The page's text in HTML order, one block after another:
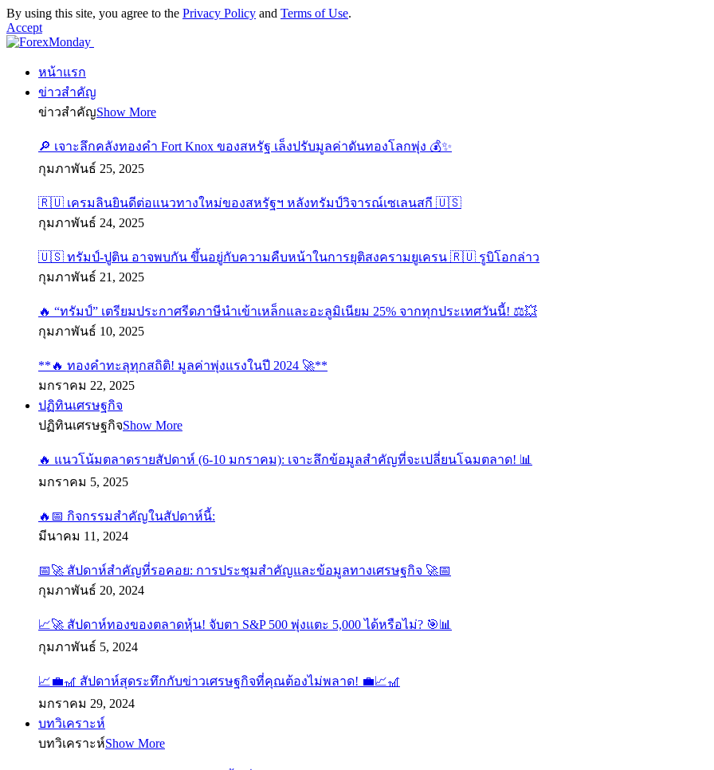
By using this site, you agree to the Privacy Policy and Terms of Use.
Accept
หน้าแรก
ข่าวสำคัญ
ข่าวสำคัญShow More
🔎 เจาะลึกคลังทองคำ Fort Knox ของสหรัฐ เล็งปรับมูลค่าดันทองโลกพุ่ง 💰✨
กุมภาพันธ์ 25, 2025
🇷🇺 เครมลินยินดีต่อแนวทางใหม่ของสหรัฐฯ หลังทรัมป์วิจารณ์เซเลนสกี 🇺🇸
กุมภาพันธ์ 24, 2025
🇺🇸 ทรัมป์-ปูติน อาจพบกัน ขึ้นอยู่กับความคืบหน้าในการยุติสงครามยูเครน 🇷🇺 รูบิโอกล่าว
กุมภาพันธ์ 21, 2025
🔥 “ทรัมป์” เตรียมประกาศรีดภาษีนำเข้าเหล็กและอะลูมิเนียม 25% จากทุกประเทศวันนี้! ⚖️💥
กุมภาพันธ์ 10, 2025
**🔥 ทองคำทะลุทุกสถิติ! มูลค่าพุ่งแรงในปี 2024 🚀**
มกราคม 22, 2025
ปฏิทินเศรษฐกิจ
ปฏิทินเศรษฐกิจShow More
🔥 แนวโน้มตลาดรายสัปดาห์ (6-10 มกราคม): เจาะลึกข้อมูลสำคัญที่จะเปลี่ยนโฉมตลาด! 📊
มกราคม 5, 2025
🔥📅 กิจกรรมสำคัญในสัปดาห์นี้:
มีนาคม 11, 2024
📅🚀 สัปดาห์สำคัญที่รอคอย: การประชุมสำคัญและข้อมูลทางเศรษฐกิจ 🚀📅
กุมภาพันธ์ 20, 2024
📈🚀 สัปดาห์ทองของตลาดหุ้น! จับตา S&P 500 พุ่งแตะ 5,000 ได้หรือไม่? 🎯📊
กุมภาพันธ์ 5, 2024
📈💼🎢 สัปดาห์สุดระทึกกับข่าวเศรษฐกิจที่คุณต้องไม่พลาด! 💼📈🎢
มกราคม 29, 2024
บทวิเคราะห์
บทวิเคราะห์Show More